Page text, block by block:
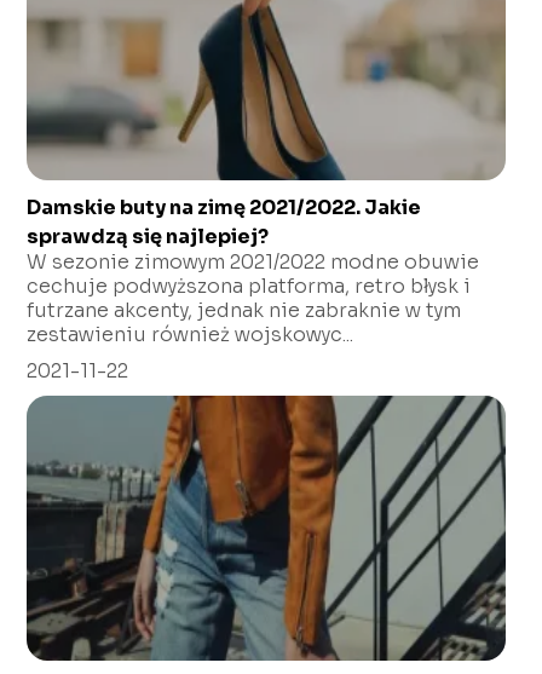
Damskie buty na zimę 2021/2022. Jakie
sprawdzą się najlepiej?
W sezonie zimowym 2021/2022 modne obuwie
cechuje podwyższona platforma, retro błysk i
futrzane akcenty, jednak nie zabraknie w tym
zestawieniu również wojskowyc...
2021-11-22